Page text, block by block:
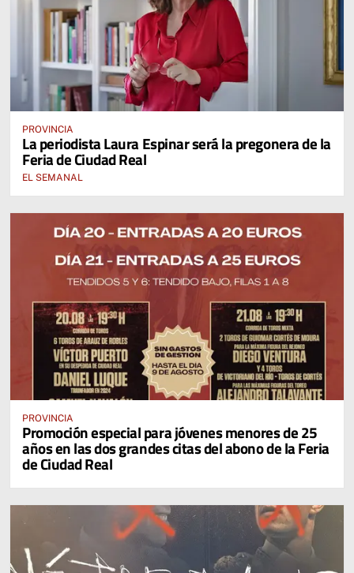
PROVINCIA
La periodista Laura Espinar será la pregonera de la
Feria de Ciudad Real
EL SEMANAL
PROVINCIA
Promoción especial para jóvenes menores de 25
años en las dos grandes citas del abono de la Feria
de Ciudad Real